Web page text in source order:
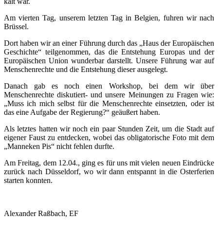
Am vierten Tag, unserem letzten Tag in Belgien, fuhren wir nach
Brüssel.
Dort haben wir an einer Führung durch das „Haus der Europäischen
Geschichte“ teilgenommen, das die Entstehung Europas und der
Europäischen Union wunderbar darstellt. Unsere Führung war auf
Menschenrechte und die Entstehung dieser ausgelegt.
Danach gab es noch einen Workshop, bei dem wir über
Menschenrechte diskutiert- und unsere Meinungen zu Fragen wie:
„Muss ich mich selbst für die Menschenrechte einsetzten, oder ist
das eine Aufgabe der Regierung?“ geäußert haben.
Als letztes hatten wir noch ein paar Stunden Zeit, um die Stadt auf
eigener Faust zu entdecken, wobei das obligatorische Foto mit dem
„Manneken Pis“ nicht fehlen durfte.
Am Freitag, dem 12.04., ging es für uns mit vielen neuen Eindrücke
zurück nach Düsseldorf, wo wir dann entspannt in die Osterferien
starten konnten.
Alexander Raßbach, EF